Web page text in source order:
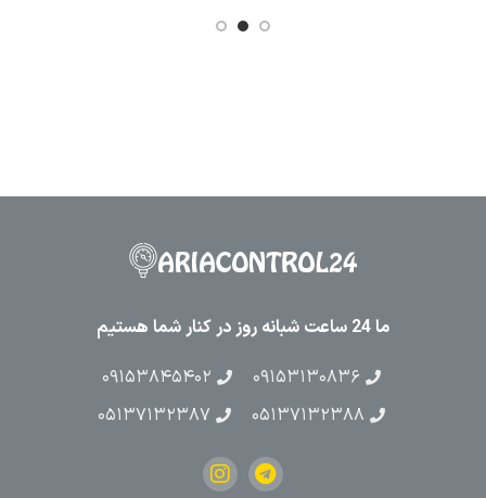
ما 24 ساعت شبانه روز در کنار شما هستیم
۰۹۱۵۳۱۳۰۸۳۶
۰۹۱۵۳۸۴۵۴۰۲
۰۵۱۳۷۱۳۲۳۸۸
۰۵۱۳۷۱۳۲۳۸۷